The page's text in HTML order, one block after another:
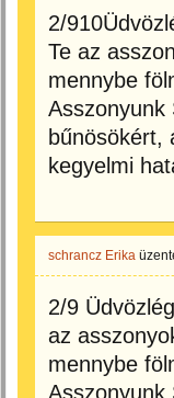
2/
Te az
mennybe
Asszonyunk
bűnösökért,
kegyelmi
schrancz Erika
2/9
az
mennybe
Asszonyunk